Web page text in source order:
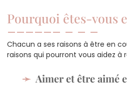
Pourquoi êtes-vous
Chacun a ses raisons à être en
raisons qui pourront vous aidez à
Aimer et être aimé